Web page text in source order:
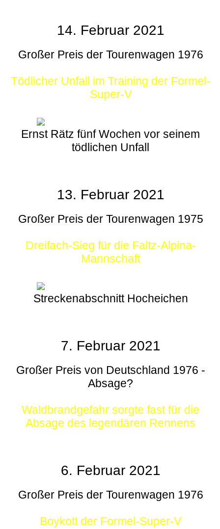
14. Februar 2021
Großer Preis der Tourenwagen 1976
Tödlicher Unfall im Training der Formel-
Super-V
Ernst Rätz fünf Wochen vor seinem
tödlichen Unfall
13. Februar 2021
Großer Preis der Tourenwagen 1975
Dreifach-Sieg für die Faltz-Alpina-
Mannschaft
Streckenabschnitt Hocheichen
7. Februar 2021
Großer Preis von Deutschland 1976 -
Absage?
Waldbrandgefahr sorgte fast für die
Absage des legendären Rennens
6. Februar 2021
Großer Preis der Tourenwagen 1976
Boykott der Formel-Super-V